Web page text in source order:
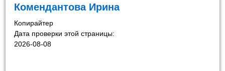
Комендантова Ирина
Копирайтер
Дата проверки этой страницы:
2026-08-08